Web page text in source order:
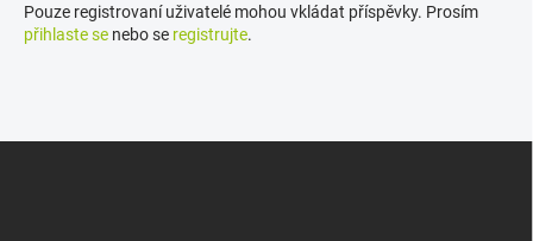
Pouze registrovaní uživatelé mohou vkládat příspěvky. Prosím
přihlaste se nebo se registrujte.